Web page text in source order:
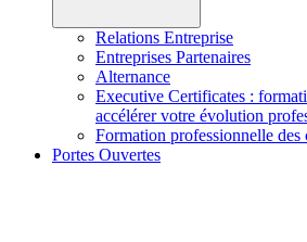
Relations Entreprise
Entreprises Partenaires
Alternance
Executive Certificates :
accélérer votre évolution
Formation professionnelle des
Portes Ouvertes